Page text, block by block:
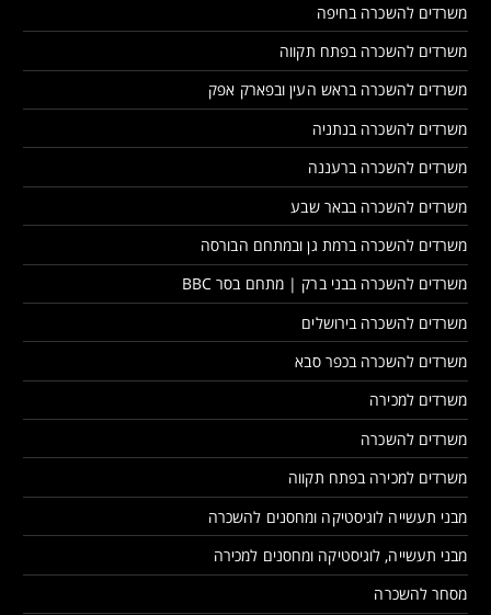
משרדים להשכרה בחיפה
משרדים להשכרה בפתח תקווה
משרדים להשכרה בראש העין ובפארק אפק
משרדים להשכרה בנתניה
משרדים להשכרה ברעננה
משרדים להשכרה בבאר שבע
משרדים להשכרה ברמת גן ובמתחם הבורסה
משרדים להשכרה בבני ברק | מתחם בסר BBC
משרדים להשכרה בירושלים
משרדים להשכרה בכפר סבא
משרדים למכירה
משרדים להשכרה
משרדים למכירה בפתח תקווה
מבני תעשייה לוגיסטיקה ומחסנים להשכרה
מבני תעשייה, לוגיסטיקה ומחסנים למכירה
מסחר להשכרה